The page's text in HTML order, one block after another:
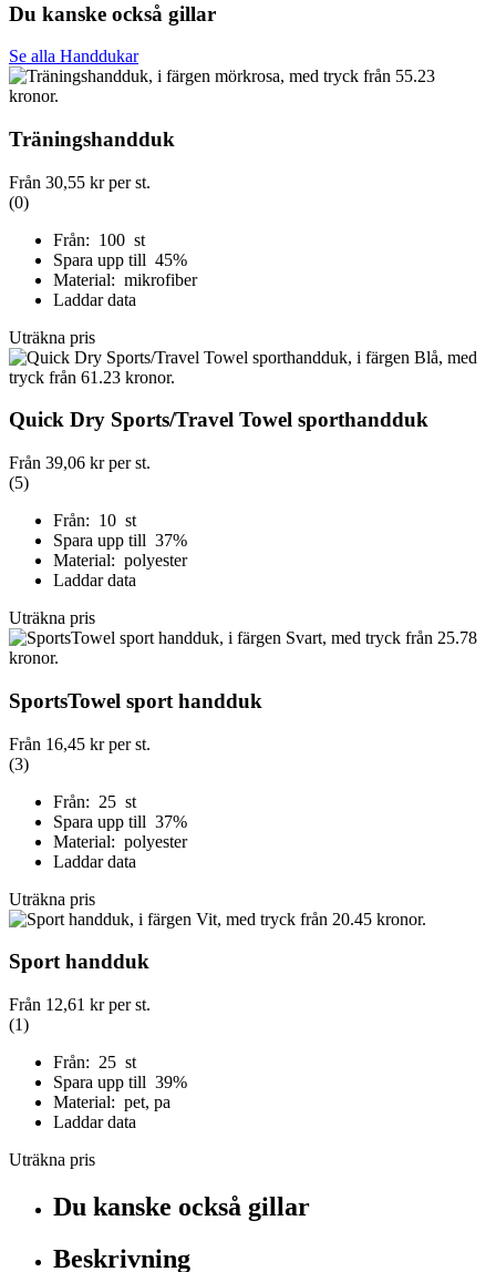
Du kanske också gillar
Se alla Handdukar
Träningshandduk
Från 30,55 krper st.
(0)
Från: 100 st
Spara upp till 45%
Material: mikrofiber
Laddar data
Uträkna pris
Quick Dry Sports/Travel Towel sporthandduk
Från 39,06 krper st.
(5)
Från: 10 st
Spara upp till 37%
Material: polyester
Laddar data
Uträkna pris
SportsTowel sport handduk
Från 16,45 krper st.
(3)
Från: 25 st
Spara upp till 37%
Material: polyester
Laddar data
Uträkna pris
Sport handduk
Från 12,61 krper st.
(1)
Från: 25 st
Spara upp till 39%
Material: pet, pa
Laddar data
Uträkna pris
Du kanske också gillar
Beskrivning